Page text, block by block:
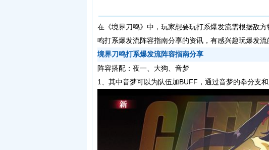
在《境界刀鸣》中，玩家想要玩打系爆发流需根据敌
鸣打系爆发流阵容指南分享的资讯，有感兴趣玩爆发
境界刀鸣打系爆发流阵容指南分享
阵容搭配：夜一、大狗、音梦
1、其中音梦可以为队伍加BUFF，通过音梦的拳分支